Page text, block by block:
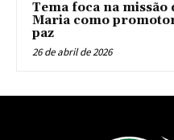
Tema foca na missão
Maria como
paz
26 de abril de 2026